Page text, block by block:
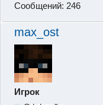
Сообщений: 246
max_ost
Игрок